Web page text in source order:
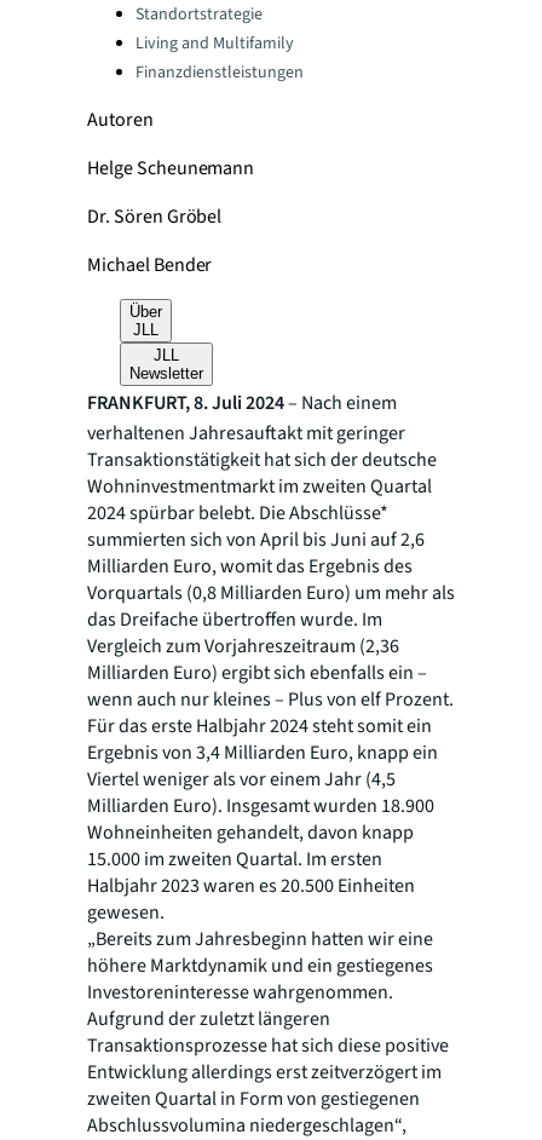
Standortstrategie
Living and Multifamily
Finanzdienstleistungen
Autoren
Helge Scheunemann
Dr. Sören Gröbel
Michael Bender
Über
JLL
JLL
Newsletter
FRANKFURT, 8. Juli 2024– Nach einem
verhaltenen Jahresauftakt mit geringer
Transaktionstätigkeit hat sich der deutsche
Wohninvestmentmarkt im zweiten Quartal
2024 spürbar belebt. Die Abschlüsse*
summierten sich von April bis Juni auf 2,6
Milliarden Euro, womit das Ergebnis des
Vorquartals (0,8 Milliarden Euro) um mehr als
das Dreifache übertroffen wurde. Im
Vergleich zum Vorjahreszeitraum (2,36
Milliarden Euro) ergibt sich ebenfalls ein –
wenn auch nur kleines – Plus von elf Prozent.
Für das erste Halbjahr 2024 steht somit ein
Ergebnis von 3,4 Milliarden Euro, knapp ein
Viertel weniger als vor einem Jahr (4,5
Milliarden Euro). Insgesamt wurden 18.900
Wohneinheiten gehandelt, davon knapp
15.000 im zweiten Quartal. Im ersten
Halbjahr 2023 waren es 20.500 Einheiten
gewesen.
„Bereits zum Jahresbeginn hatten wir eine
höhere Marktdynamik und ein gestiegenes
Investoreninteresse wahrgenommen.
Aufgrund der zuletzt längeren
Transaktionsprozesse hat sich diese positive
Entwicklung allerdings erst zeitverzögert im
zweiten Quartal in Form von gestiegenen
Abschlussvolumina niedergeschlagen“,